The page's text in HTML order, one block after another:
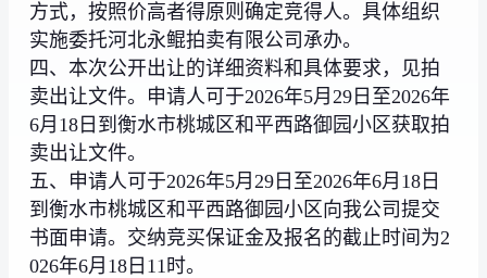
方式，按照价高者得原则确定竞得人。具体组织
实施委托河北永鲲拍卖有限公司承办。
四、本次公开出让的详细资料和具体要求，见拍
卖出让文件。申请人可于2026年5月29日至2026年
6月18日到衡水市桃城区和平西路御园小区获取拍
卖出让文件。
五、申请人可于2026年5月29日至2026年6月18日
到衡水市桃城区和平西路御园小区向我公司提交
书面申请。交纳竞买保证金及报名的截止时间为2
026年6月18日11时。